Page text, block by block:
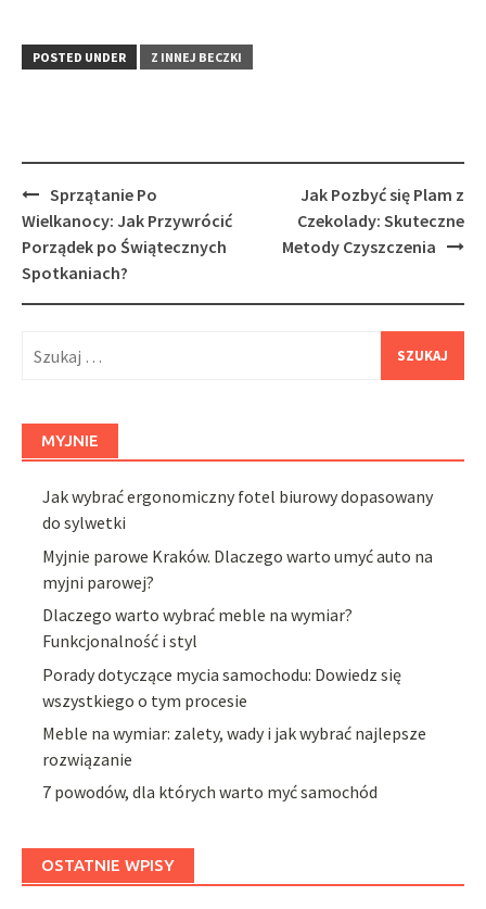
POSTED UNDER Z INNEJ BECZKI
Post
navigation
Sprzątanie Po
Wielkanocy: Jak Przywrócić
Porządek po Świątecznych
Spotkaniach?
Jak Pozbyć się Plam z
Czekolady: Skuteczne
Metody Czyszczenia
MYJNIE
Jak wybrać ergonomiczny fotel biurowy dopasowany
do sylwetki
Myjnie parowe Kraków. Dlaczego warto umyć auto na
myjni parowej?
Dlaczego warto wybrać meble na wymiar?
Funkcjonalność i styl
Porady dotyczące mycia samochodu: Dowiedz się
wszystkiego o tym procesie
Meble na wymiar: zalety, wady i jak wybrać najlepsze
rozwiązanie
7 powodów, dla których warto myć samochód
OSTATNIE WPISY